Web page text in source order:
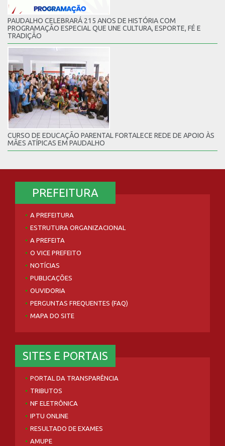
PAUDALHO CELEBRARÁ 215 ANOS DE HISTÓRIA COM
PROGRAMAÇÃO ESPECIAL QUE UNE CULTURA, ESPORTE, FÉ E
TRADIÇÃO
CURSO DE EDUCAÇÃO PARENTAL FORTALECE REDE DE APOIO ÀS
MÃES ATÍPICAS EM PAUDALHO
PREFEITURA
A PREFEITURA
ESTRUTURA ORGANIZACIONAL
A PREFEITA
O VICE PREFEITO
NOTÍCIAS
PUBLICAÇÕES
OUVIDORIA
PERGUNTAS FREQUENTES (FAQ)
MAPA DO SITE
SITES E PORTAIS
PORTAL DA TRANSPARÊNCIA
TRIBUTOS
NF ELETRÔNICA
IPTU ONLINE
RESULTADO DE EXAMES
AMUPE